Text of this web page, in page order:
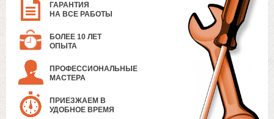
ГАРАНТИЯ
НА ВСЕ РАБОТЫ
БОЛЕЕ 10 ЛЕТ
ОПЫТА
ПРОФЕССИОНАЛЬНЫЕ
МАСТЕРА
ПРИЕЗЖАЕМ В
УДОБНОЕ ВРЕМЯ